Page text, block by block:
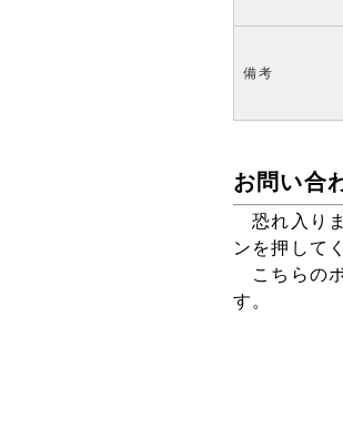
備考
お問い合
恐れ入りま
ンを押して
こちらの
す。